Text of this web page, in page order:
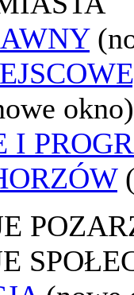
okno)
I